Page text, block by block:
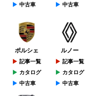
中古車
中古車
ポルシェ
記事一覧
カタログ
中古車
ルノー
記事一覧
カタログ
中古車